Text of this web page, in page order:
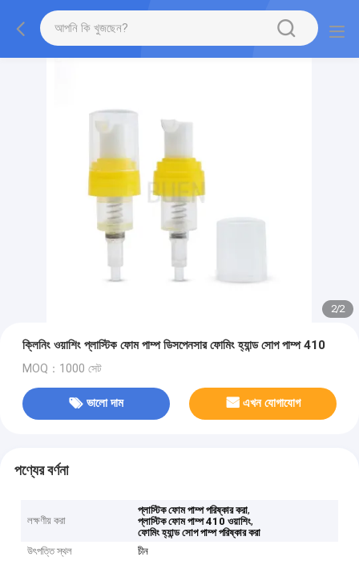
2/2
ক্লিনিং ওয়াশিং প্লাস্টিক ফোম পাম্প ডিসপেনসার ফোমিং হ্যান্ড সোপ পাম্প 410
MOQ：1000 সেট
ভালো দাম এখন যোগাযোগ
পণ্যের বর্ণনা
লক্ষণীয় করা
প্লাস্টিক ফোম পাম্প পরিষ্কার করা,
প্লাস্টিক ফোম পাম্প 410 ওয়াশিং,
ফোমিং হ্যান্ড সোপ পাম্প পরিষ্কার করা
উৎপত্তি স্থল
চীন